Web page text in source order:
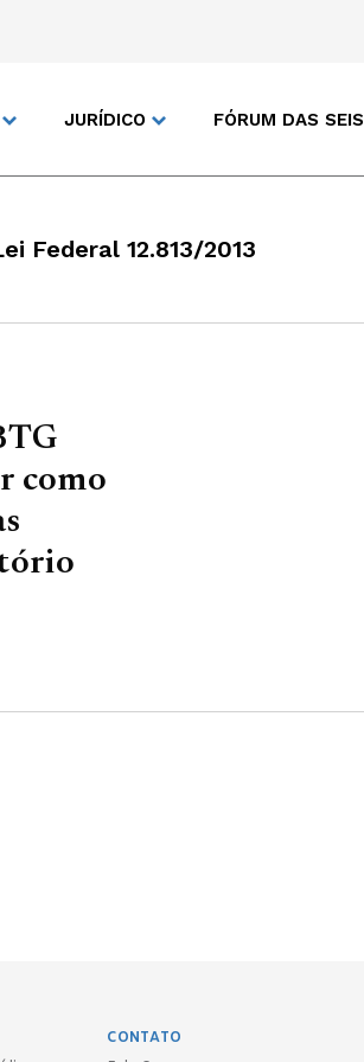
JURÍDICO FÓRUM DAS SEIS
Federal 12.813/2013
como
CONTATO